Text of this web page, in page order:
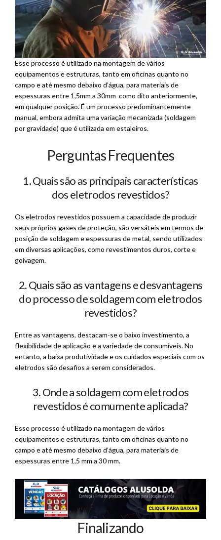
Esse processo é utilizado na montagem de vários
equipamentos e estruturas, tanto em oficinas quanto no
campo e até mesmo debaixo d’água, para materiais de
espessuras entre 1,5mm a 30mm como dito anteriormente,
em qualquer posição. É um processo predominantemente
manual, embora admita uma variação mecanizada (soldagem
por gravidade) que é utilizada em estaleiros.
Perguntas Frequentes
1. Quais são as principais características
dos eletrodos revestidos?
Os eletrodos revestidos possuem a capacidade de produzir
seus próprios gases de proteção, são versáteis em termos de
posição de soldagem e espessuras de metal, sendo utilizados
em diversas aplicações, como revestimentos duros, corte e
goivagem.
2. Quais são as vantagens e desvantagens
do processo de soldagem com eletrodos
revestidos?
Entre as vantagens, destacam-se o baixo investimento, a
flexibilidade de aplicação e a variedade de consumíveis. No
entanto, a baixa produtividade e os cuidados especiais com os
eletrodos são desafios a serem considerados.
3. Onde a soldagem com eletrodos
revestidos é comumente aplicada?
Esse processo é utilizado na montagem de vários
equipamentos e estruturas, tanto em oficinas quanto no
campo e até mesmo debaixo d’água, para materiais de
espessuras entre 1,5 mm a 30 mm.
Finalizando